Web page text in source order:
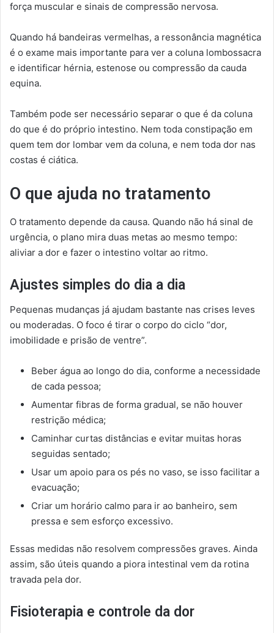
força muscular e sinais de compressão nervosa.
Quando há bandeiras vermelhas, a ressonância magnética
é o exame mais importante para ver a coluna lombossacra
e identificar hérnia, estenose ou compressão da cauda
equina.
Também pode ser necessário separar o que é da coluna
do que é do próprio intestino. Nem toda constipação em
quem tem dor lombar vem da coluna, e nem toda dor nas
costas é ciática.
O que ajuda no tratamento
O tratamento depende da causa. Quando não há sinal de
urgência, o plano mira duas metas ao mesmo tempo:
aliviar a dor e fazer o intestino voltar ao ritmo.
Ajustes simples do dia a dia
Pequenas mudanças já ajudam bastante nas crises leves
ou moderadas. O foco é tirar o corpo do ciclo “dor,
imobilidade e prisão de ventre”.
Beber água ao longo do dia, conforme a necessidade
de cada pessoa;
Aumentar fibras de forma gradual, se não houver
restrição médica;
Caminhar curtas distâncias e evitar muitas horas
seguidas sentado;
Usar um apoio para os pés no vaso, se isso facilitar a
evacuação;
Criar um horário calmo para ir ao banheiro, sem
pressa e sem esforço excessivo.
Essas medidas não resolvem compressões graves. Ainda
assim, são úteis quando a piora intestinal vem da rotina
travada pela dor.
Fisioterapia e controle da dor